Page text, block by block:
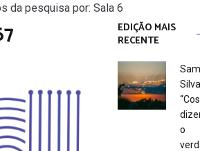
da pesquisa por: Sala 6
EDIÇÃO MAIS
RECENTE
o